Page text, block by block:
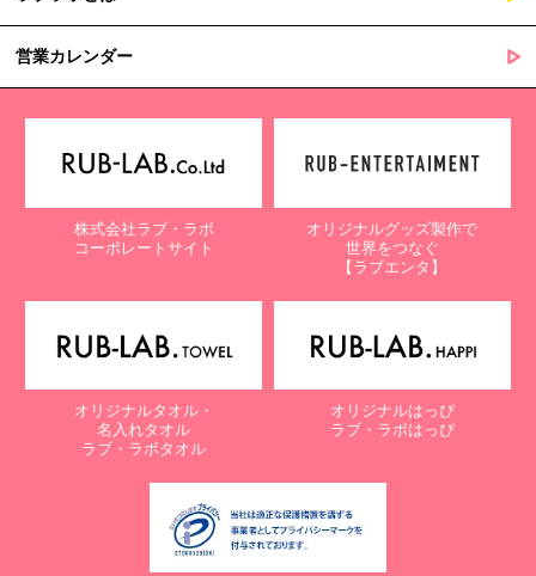
営業カレンダー
株式会社ラブ・ラボ
コーポレートサイト
オリジナルグッズ製作で
世界をつなぐ
【ラブエンタ】
オリジナルタオル・
名入れタオル
ラブ・ラボタオル
オリジナルはっぴ
ラブ・ラボはっぴ